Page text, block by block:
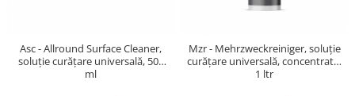
Asc - Allround Surface Cleaner,
soluție curățare universală, 500
ml
Mzr - Mehrzweckreiniger, soluție
curățare universală, concentrată,
1 ltr